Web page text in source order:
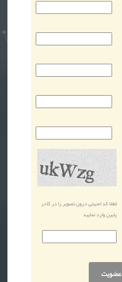
لطفا کد امنیتی درون تصویر را در کادر
پایین وارد نمایید
عضویت